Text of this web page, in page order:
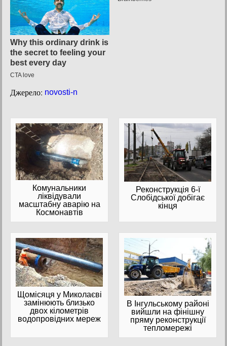
Джерело: novosti-n
Комунальники
ліквідували
масштабну аварію на
Космонавтів
Реконструкція 6-ї
Слобідської добігає
кінця
Щомісяця у Миколаєві
замінюють близько
двох кілометрів
водопровідних мереж
В Інгульському районі
вийшли на фінішну
пряму реконструкції
тепломережі